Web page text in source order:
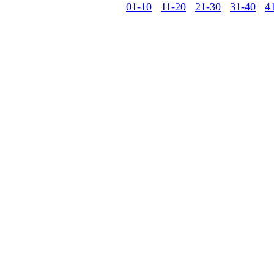
01-10 11-20 21-30 31-40